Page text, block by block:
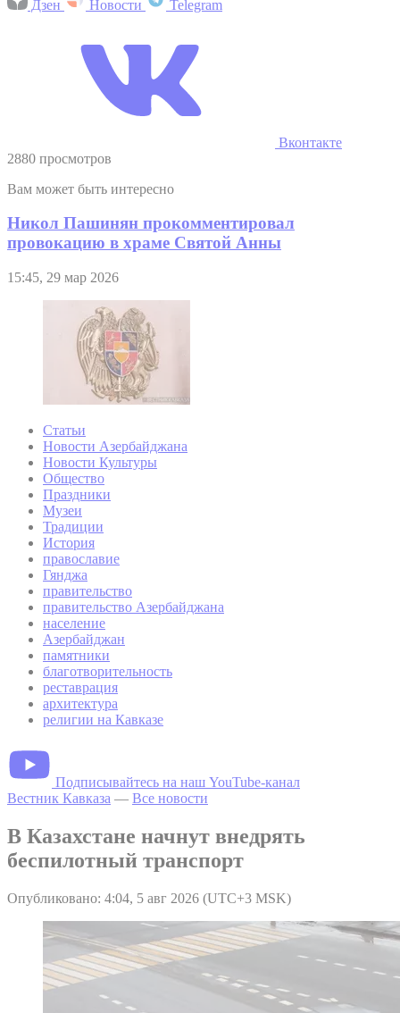
Дзен Новости Telegram
Вконтакте
2880 просмотров
Вам может быть интересно
Никол Пашинян прокомментировал
провокацию в храме Святой Анны
15:45, 29 мар 2026
Статьи
Новости Азербайджана
Новости Культуры
Общество
Праздники
Музеи
Традиции
История
православие
Гянджа
правительство
правительство Азербайджана
население
Азербайджан
памятники
благотворительность
реставрация
архитектура
религии на Кавказе
Подписывайтесь на наш YouTube-канал
Вестник Кавказа — Все новости
В Казахстане начнут внедрять
беспилотный транспорт
Опубликовано: 4:04, 5 авг 2026 (UTC+3 MSK)